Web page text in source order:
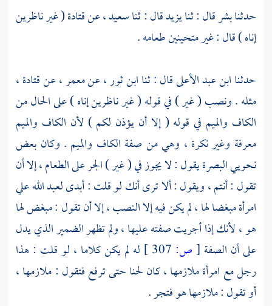
حدثنابشرقال : ثنايزيدقال : ثناسعيد ،عنقتادة( غير ناظرين
إناه ) قال : غير متحينين طعامه .
حدثناابن عبد الأعلىقال : ثناابن ثور ،عنمعمر ،عنقتادة ،
مثله . ونصب ( غير ) في قوله ( غير ناظرين إناه ) على الحال من
الكاف والميم في قوله ( إلا أن يؤذن لكم ) لأن الكاف والميم
معرفة وغير نكرة ، وهي من صفة الكاف والميم . وكان بعض
نحوييالبصرةيقول : لا يجوز في ( غير ) الجر على الطعام ، إلا أن
تقول : أنتم ، ويقول : ألا ترى أنك لو قلت : أبدى لعبد الله علي
امرأة مبغضا لها ، لم يكن فيه إلا النصب ، إلا أن تقول : مبغض لها
هو ، لأنك إذا أجريت صفته عليها ، ولم تظهر الضمير الذي يدل
على أن الصفة [ص:
له لم يكن كلاما ، لو قلت : هذا
رجل مع امرأة ملازمها ، كان لحنا حتى ترفع فتقول : ملازمها ،
أو تقول : ملازمها هو فتجر .